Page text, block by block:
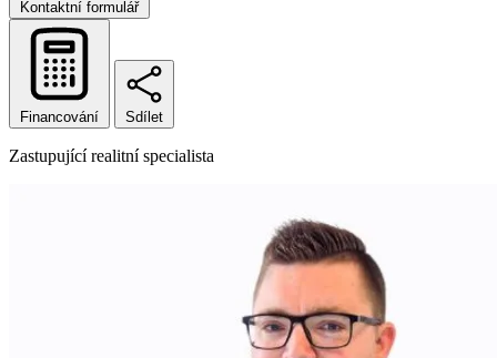
Kontaktní formulář
Financování Sdílet
Zastupující realitní specialista